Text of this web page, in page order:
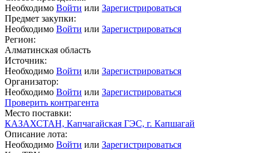
Необходимо Войти или Зарегистрироваться
Предмет закупки:
Необходимо Войти или Зарегистрироваться
Регион:
Алматинская область
Источник:
Необходимо Войти или Зарегистрироваться
Организатор:
Необходимо Войти или Зарегистрироваться
Проверить контрагента
Место поставки:
КАЗАХСТАН, Капчагайская ГЭС, г. Капшагай
Описание лота:
Необходимо Войти или Зарегистрироваться